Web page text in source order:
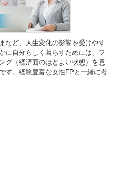
など、人生変化の影響を受けやす
に自分らしく暮らすためには、フ
グ（経済面のほどよい状態）を意
す。経験豊富な女性FPと一緒に考